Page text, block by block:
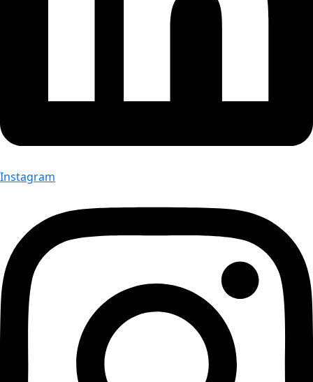
Instagram